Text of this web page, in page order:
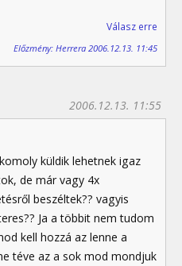
Válasz erre
Előzmény: Herrera 2006.12.13. 11:45
2006.12.13. 11:55
küldik lehetnek igaz
de már vagy 4x
beszéltek?? vagyis
Ja a többit nem tudom
kell hozzá az lenne a
téve az a sok mod mondjuk